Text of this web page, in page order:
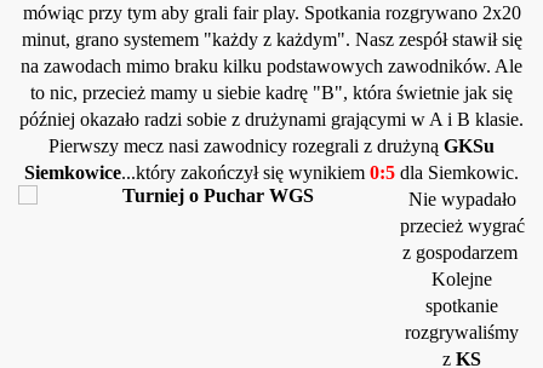
mówiąc przy tym aby grali fair play. Spotkania rozgrywano 2x20
minut, grano systemem "każdy z każdym". Nasz zespół stawił się
na zawodach mimo braku kilku podstawowych zawodników. Ale
to nic, przecież mamy u siebie kadrę "B", która świetnie jak się
później okazało radzi sobie z drużynami grającymi w A i B klasie.
Pierwszy mecz nasi zawodnicy rozegrali z drużyną GKSu
Siemkowice...który zakończył się wynikiem 0:5 dla Siemkowic.
Nie wypadało
przecież wygrać
z gospodarzem
Kolejne
spotkanie
rozgrywaliśmy
z KS